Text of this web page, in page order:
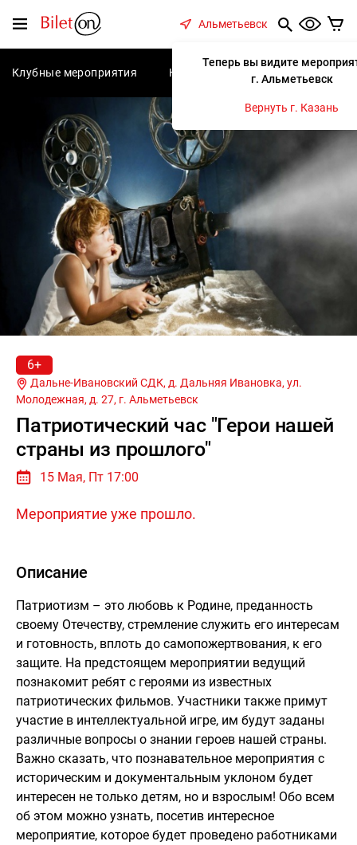
Меню
Альметьевск
Теперь вы видите
г. Альметьевск
Вернуть г. Казань
Клубные мероприятия Концерты Спектакли
6+
Молодежная, д. 27, г. Альметьевск
Патриотический час "Герои нашей
страны из прошлого"
15 Мая, Пт 17:00
Мероприятие уже прошло.
Описание
Патриотизм – это любовь к Родине, преданность
своему Отечеству, стремление служить его интересам
и готовность, вплоть до самопожертвования, к его
защите. На предстоящем мероприятии ведущий
познакомит ребят с героями из известных
патриотических фильмов. Участники также примут
участие в интеллектуальной игре, им будут заданы
различные вопросы о знании героев нашей страны.
Важно сказать, что познавательное мероприятия с
историческим и документальным уклоном будет
интересен не только детям, но и взрослым! Обо всем
об этом можно узнать, посетив интересное
мероприятие, которое будет проведено работниками